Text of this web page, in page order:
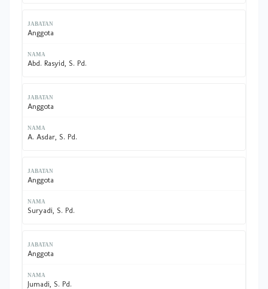
Anggota
Abd. Rasyid, S. Pd.
Anggota
A. Asdar, S. Pd.
Anggota
Suryadi, S. Pd.
Anggota
Jumadi, S. Pd.